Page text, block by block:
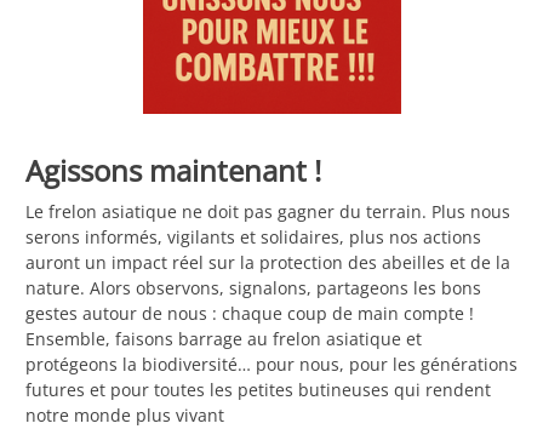
Agissons maintenant !
Le frelon asiatique ne doit pas gagner du terrain. Plus nous
serons informés, vigilants et solidaires, plus nos actions
auront un impact réel sur la protection des abeilles et de la
nature. Alors observons, signalons, partageons les bons
gestes autour de nous : chaque coup de main compte !
Ensemble, faisons barrage au frelon asiatique et
protégeons la biodiversité… pour nous, pour les générations
futures et pour toutes les petites butineuses qui rendent
notre monde plus vivant